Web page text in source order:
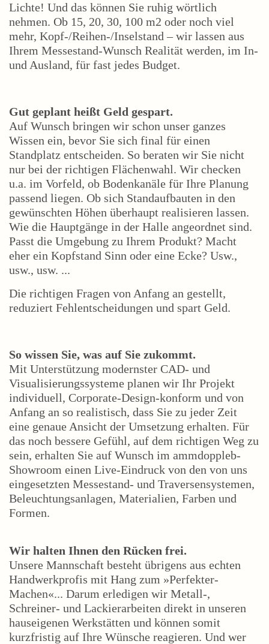
Lichte! Und das können Sie ruhig wörtlich
nehmen. Ob 15, 20, 30, 100 m2 oder noch viel
mehr, Kopf-/Reihen-/Inselstand – wir lassen aus
Ihrem Messestand-Wunsch Realität werden, im In-
und Ausland, für fast jedes Budget.
Gut geplant heißt Geld gespart.
Auf Wunsch bringen wir schon unser ganzes
Wissen ein, bevor Sie sich final für einen
Standplatz entscheiden. So beraten wir Sie nicht
nur bei der richtigen Flächenwahl. Wir checken
u.a. im Vorfeld, ob Bodenkanäle für Ihre Planung
passend liegen. Ob sich Standaufbauten in den
gewünschten Höhen überhaupt realisieren lassen.
Wie die Hauptgänge in der Halle angeordnet sind.
Passt die Umgebung zu Ihrem Produkt? Macht
eher ein Kopfstand Sinn oder eine Ecke? Usw.,
usw., usw. ...
Die richtigen Fragen von Anfang an gestellt,
reduziert Fehlentscheidungen und spart Geld.
So wissen Sie, was auf Sie zukommt.
Mit Unterstützung modernster CAD- und
Visualisierungssysteme planen wir Ihr Projekt
individuell, Corporate-Design-konform und von
Anfang an so realistisch, dass Sie zu jeder Zeit
eine genaue Ansicht der Umsetzung erhalten. Für
das noch bessere Gefühl, auf dem richtigen Weg zu
sein, erhalten Sie auf Wunsch im ammdoppleb-
Showroom einen Live-Eindruck von den von uns
eingesetzten Messestand- und Traversensystemen,
Beleuchtungsanlagen, Materialien, Farben und
Formen.
Wir halten Ihnen den Rücken frei.
Unsere Mannschaft besteht übrigens aus echten
Handwerkprofis mit Hang zum »Perfekter-
Machen«... Darum erledigen wir Metall-,
Schreiner- und Lackierarbeiten direkt in unseren
hauseigenen Werkstätten und können somit
kurzfristig auf Ihre Wünsche reagieren. Und wer